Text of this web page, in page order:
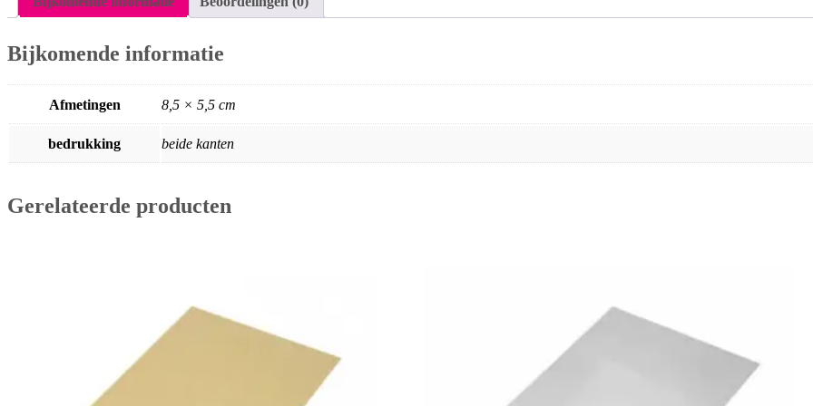
Bijkomende informatie
Afmetingen 8,5 × 5,5 cm
bedrukking beide kanten
Gerelateerde producten